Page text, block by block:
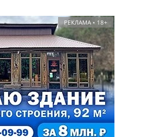
РЕКЛАМА • 18+